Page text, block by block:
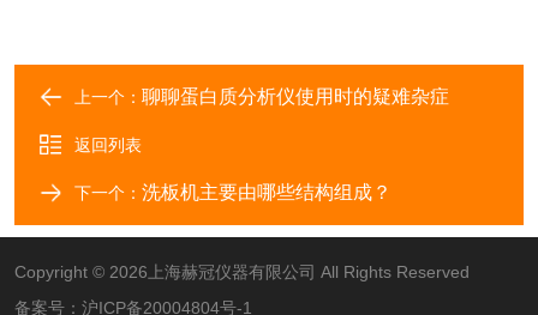
上一个： 聊聊蛋白质分析仪使用时的疑难杂症
返回列表
下一个： 洗板机主要由哪些结构组成？
Copyright © 2026上海赫冠仪器有限公司 All Rights Reserved
备案号： 沪ICP备20004804号-1